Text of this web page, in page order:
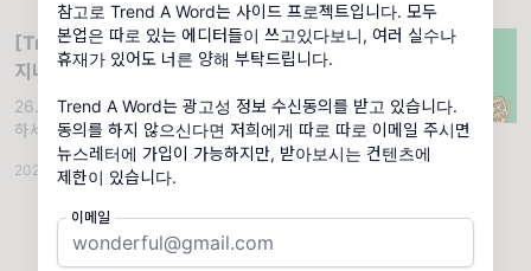
참고로 Trend A Word는 사이드 프로젝트입니다. 모두
본업은 따로 있는 에디터들이 쓰고있다보니, 여러 실수나
휴재가 있어도 너른 양해 부탁드립니다.
Trend A Word는 광고성 정보 수신동의를 받고 있습니다.
동의를 하지 않으신다면 저희에게 따로 따로 이메일 주시면
뉴스레터에 가입이 가능하지만, 받아보시는 컨텐츠에
제한이 있습니다.
이메일
[Trend A Word #486] 트렌드가 슝
지나가버렸습니다!
26.02.19 (목) '트렌드보부상특집'. 활용 안녕
하세요, 에디터 문문입니다. 트워드를 쓰다 보
면 어느정도 유행일 때
2026.02.19 · 조회 5.99K